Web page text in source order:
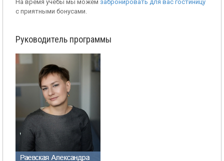
На время учебы мы можем забронировать для вас гостиницу
с приятными бонусами.
Руководитель программы